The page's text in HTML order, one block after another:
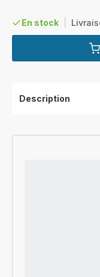
En stock
Description